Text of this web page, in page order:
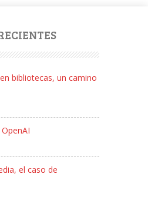
bibliotecas, un camino
el caso de